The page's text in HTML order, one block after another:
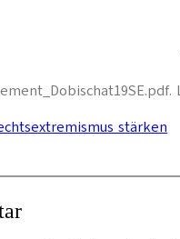
stärken